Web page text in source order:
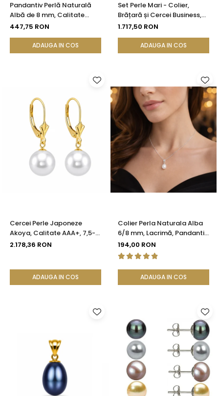
Pandantiv Perlă Naturală
Albă de 8 mm, Calitate
AAA+ și Aur 14K (aur 585) |
447,75 RON
ADAUGA IN COS
Set Perle Mari - Colier,
Brățară și Cercei Business,
Argint 925, Perle Naturale
KASKADDA®
1.717,50 RON
ADAUGA IN COS
Cercei Perle Japoneze
Akoya, Calitate AAA+, 7,5-8
mm și Aur Galben 14K |
2.178,36 RON
ADAUGA IN COS
Colier Perla Naturala Alba
6/8 mm, Lacrimă, Pandantiv
Argint 925 | KASKADDA®
194,00 RON
ADAUGA IN COS